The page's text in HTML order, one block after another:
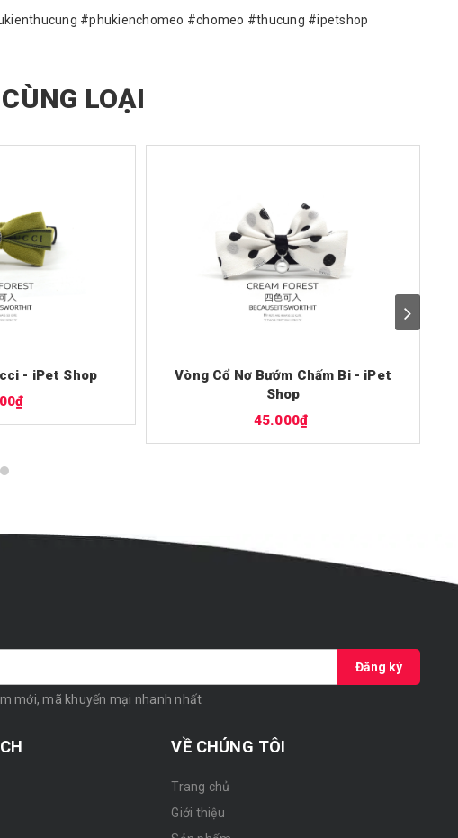
#phukienchomeo #chomeo #thucung #ipetshop
LOẠI
- iPet Shop
Vòng Cổ Nơ Bướm Chấm Bi - iPet
Shop
45.000₫
Đăng ký
mới, mã khuyến mại nhanh nhất
VỀ CHÚNG TÔI
Trang chủ
Giới thiệu